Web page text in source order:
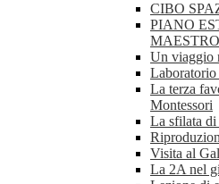
CIBO
PIANO
Un viaggio
La terza
Montessori
La sfilata di
Visita al
La 2A nel